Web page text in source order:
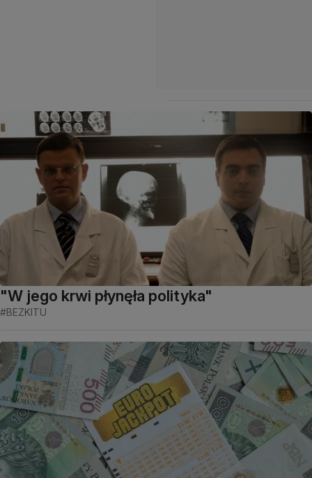
"W jego krwi płynęła polityka"
#BEZKITU